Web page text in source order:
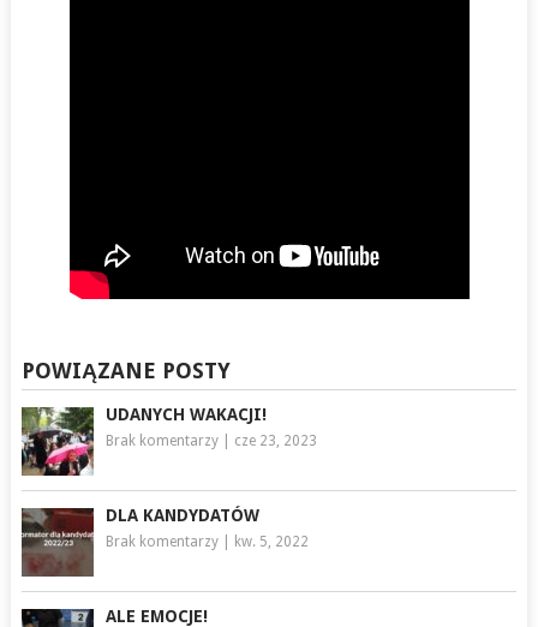
POWIĄZANE POSTY
UDANYCH WAKACJI!
Brak komentarzy| cze 23, 2023
DLA KANDYDATÓW
Brak komentarzy| kw. 5, 2022
ALE EMOCJE!